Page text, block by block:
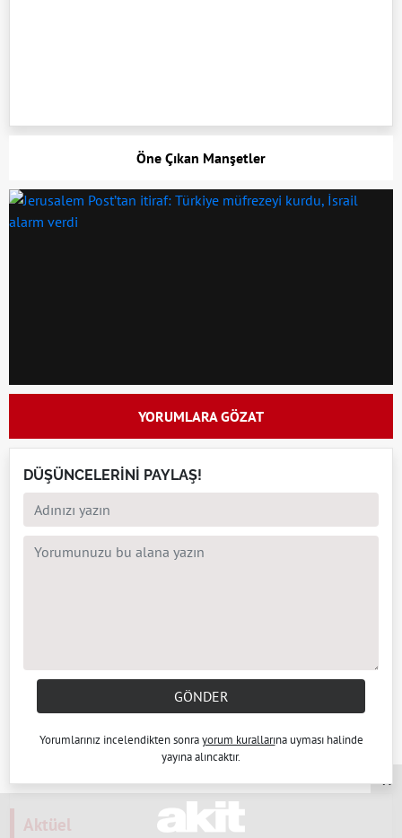
Öne Çıkan Manşetler
YORUMLARA GÖZAT
DÜŞÜNCELERİNİ PAYLAŞ!
GÖNDER
Yorumlarınız incelendikten sonrayorum kurallarına uyması halinde
yayına alıncaktır.
Aktüel
x